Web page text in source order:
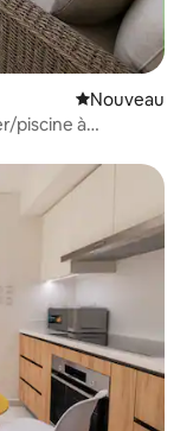
Nouvel
Nouveau
piscine à